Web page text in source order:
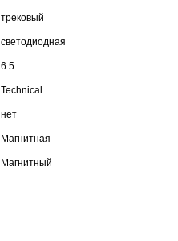
трековый
светодиодная
6.5
Technical
нет
Магнитная
Магнитный